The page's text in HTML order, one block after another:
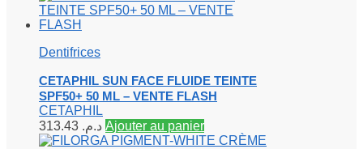
Dentifrices
CETAPHIL SUN FACE FLUIDE TEINTE
SPF50+ 50 ML – VENTE FLASH
CETAPHIL
د.م. Ajouter au panier